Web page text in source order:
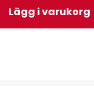
Lägg i varukorg